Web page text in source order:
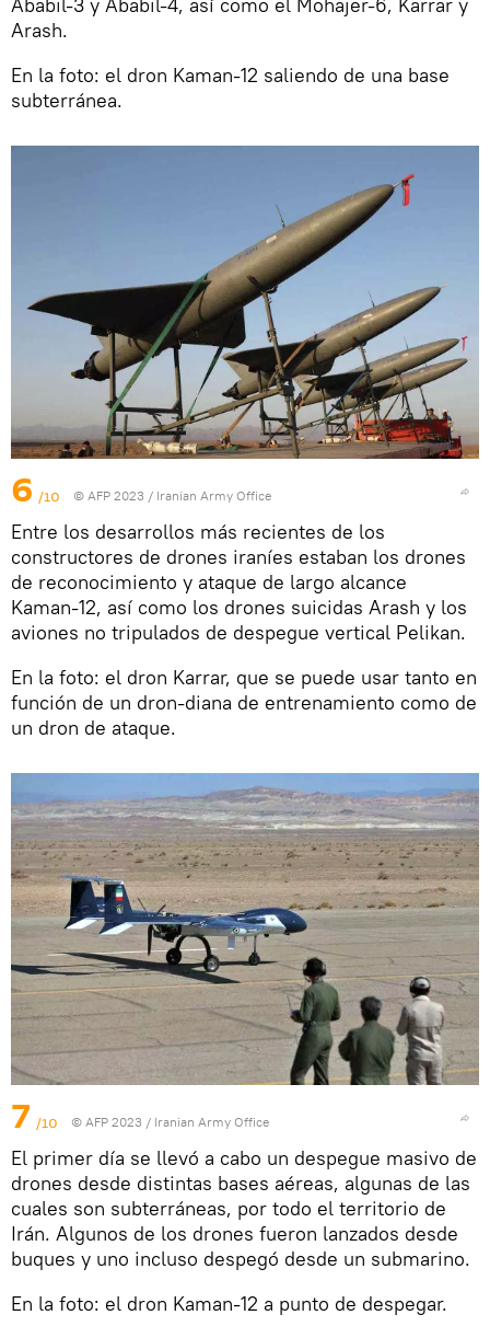
Ababil-3 y Ababil-4, así como el Mohajer-6, Karrar y
Arash.
En la foto: el dron Kaman-12 saliendo de una base
subterránea.
6 /10 © AFP 2023 / Iranian Army Office
Entre los desarrollos más recientes de los
constructores de drones iraníes estaban los drones
de reconocimiento y ataque de largo alcance
Kaman-12, así como los drones suicidas Arash y los
aviones no tripulados de despegue vertical Pelikan.
En la foto: el dron Karrar, que se puede usar tanto en
función de un dron-diana de entrenamiento como de
un dron de ataque.
7 /10 © AFP 2023 / Iranian Army Office
El primer día se llevó a cabo un despegue masivo de
drones desde distintas bases aéreas, algunas de las
cuales son subterráneas, por todo el territorio de
Irán. Algunos de los drones fueron lanzados desde
buques y uno incluso despegó desde un submarino.
En la foto: el dron Kaman-12 a punto de despegar.